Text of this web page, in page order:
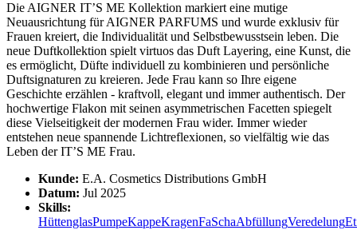
Die AIGNER IT’S ME Kollektion markiert eine mutige
Neuausrichtung für AIGNER PARFUMS und wurde exklusiv für
Frauen kreiert, die Individualität und Selbstbewusstsein leben. Die
neue Duftkollektion spielt virtuos das Duft Layering, eine Kunst, die
es ermöglicht, Düfte individuell zu kombinieren und persönliche
Duftsignaturen zu kreieren. Jede Frau kann so Ihre eigene
Geschichte erzählen - kraftvoll, elegant und immer authentisch. Der
hochwertige Flakon mit seinen asymmetrischen Facetten spiegelt
diese Vielseitigkeit der modernen Frau wider. Immer wieder
entstehen neue spannende Lichtreflexionen, so vielfältig wie das
Leben der IT’S ME Frau.
Kunde: E.A. Cosmetics Distributions GmbH
Datum: Jul 2025
Skills:
HüttenglasPumpeKappeKragenFaSchaAbfüllungVeredelung